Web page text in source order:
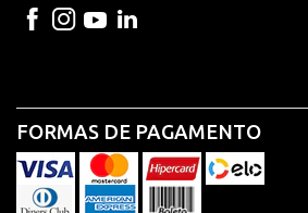
FORMAS DE PAGAMENTO